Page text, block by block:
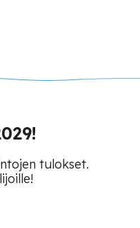
tulokset.